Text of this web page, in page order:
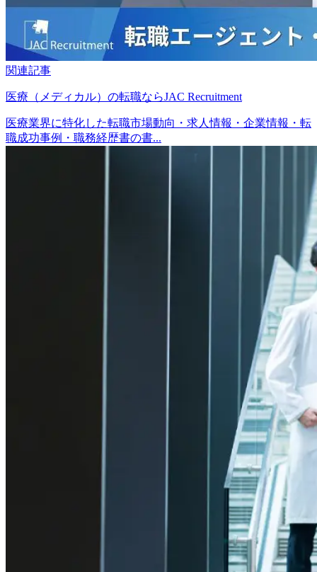
関連記事
医療（メディカル）の転職ならJAC Recruitment
医療業界に特化した転職市場動向・求人情報・企業情報・転
職成功事例・職務経歴書の書...